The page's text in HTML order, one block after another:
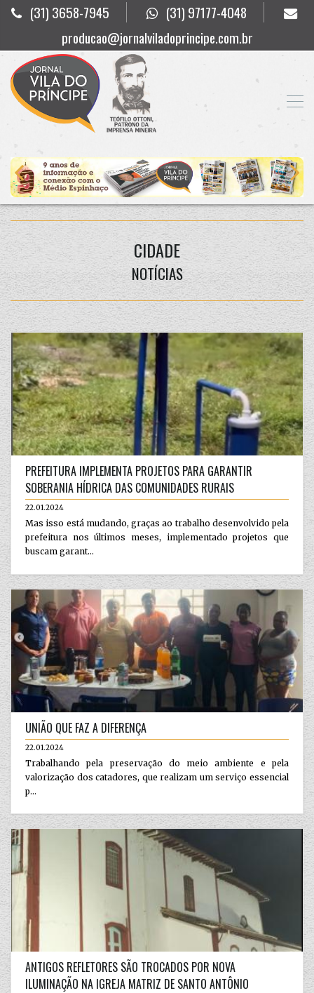
(31) 3658-7945
(31) 97177-4048
producao@jornalviladoprincipe.com.br
CIDADE
NOTÍCIAS
PREFEITURA IMPLEMENTA PROJETOS PARA GARANTIR
SOBERANIA HÍDRICA DAS COMUNIDADES RURAIS
22.01.2024
Mas isso está mudando, graças ao trabalho desenvolvido pela
prefeitura nos últimos meses, implementado projetos que
buscam garant...
UNIÃO QUE FAZ A DIFERENÇA
22.01.2024
Trabalhando pela preservação do meio ambiente e pela
valorização dos catadores, que realizam um serviço essencial
p...
ANTIGOS REFLETORES SÃO TROCADOS POR NOVA
ILUMINAÇÃO NA IGREJA MATRIZ DE SANTO ANTÔNIO